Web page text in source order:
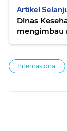
Artikel
Dinas
mengimbau
Internasional